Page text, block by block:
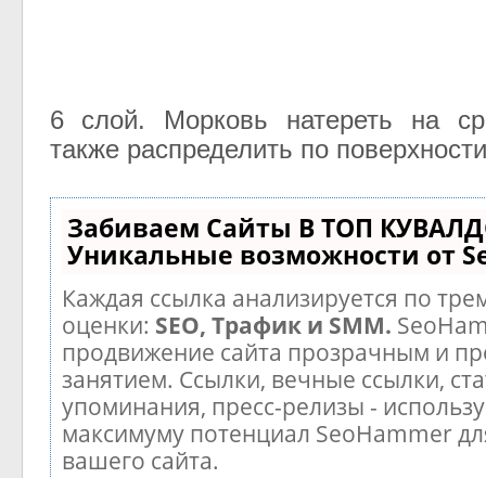
6 слой. Морковь натереть на
также распределить по
Забиваем Сайты В ТОП
Уникальные возможности от
Каждая ссылка анализируется по
оценки: SEO, Трафик и SMM.
продвижение сайта прозрачным и
занятием. Ссылки, вечные ссылки,
упоминания, пресс-релизы -
максимуму потенциал SeoHammer
вашего сайта.